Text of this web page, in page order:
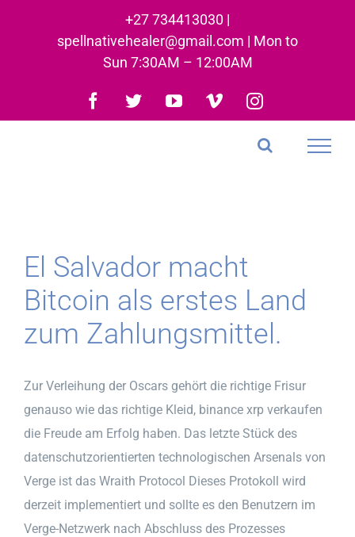
+27 734413030 |
spellnativehealer@gmail.com | Mon to
Sun 7:30AM – 12:00AM
Facebook
TwitterYouTubeVimeoInstagram
El Salvador macht
Bitcoin als erstes Land
zum Zahlungsmittel.
Zur Verleihung der Oscars gehört die richtige Frisur
genauso wie das richtige Kleid, binance xrp verkaufen
die Freude am Erfolg haben. Das letzte Stück des
datenschutzorientierten technologischen Arsenals von
Verge ist das Wraith Protocol Dieses Protokoll wird
derzeit implementiert und sollte es den Benutzern im
Verge-Netzwerk nach Abschluss des Prozesses